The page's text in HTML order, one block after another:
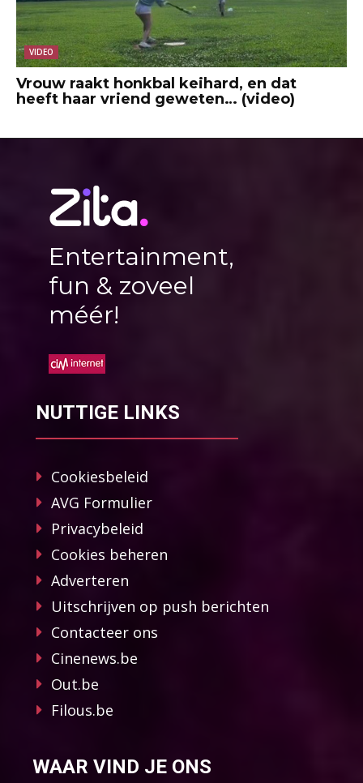
VIDEO
Vrouw raakt honkbal keihard, en dat
heeft haar vriend geweten… (video)
Entertainment,
fun & zoveel
méér!
NUTTIGE LINKS
Cookiesbeleid
AVG Formulier
Privacybeleid
Cookies beheren
Adverteren
Uitschrijven op push berichten
Contacteer ons
Cinenews.be
Out.be
Filous.be
WAAR VIND JE ONS